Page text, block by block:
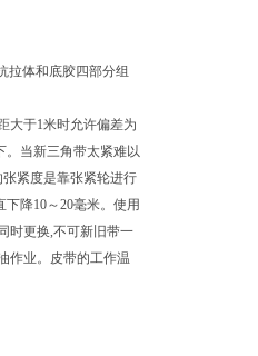
拉体和底胶四部分组
大于1米时允许偏差为
。当新三角带太紧难以
紧度是靠张紧轮进行
降10～20毫米。使用
时更换,不可新旧带一
作业。皮带的工作温